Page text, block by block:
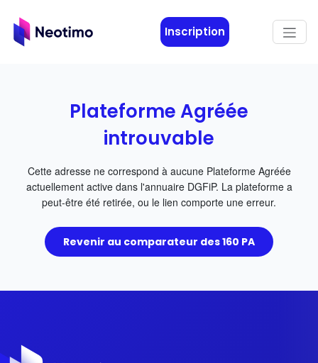
Inscription
Plateforme Agréée
introuvable
Cette adresse ne correspond à aucune Plateforme Agréée
actuellement active dans l'annuaire DGFiP. La plateforme a
peut-être été retirée, ou le lien comporte une erreur.
Revenir au comparateur des 160 PA